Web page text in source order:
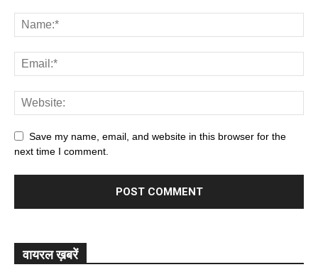
Save my name, email, and website in this browser for the
next time I comment.
वायरल ख़बरें